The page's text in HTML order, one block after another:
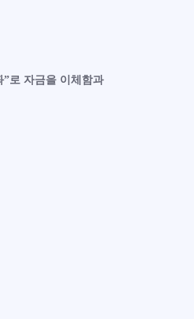
로 자금을 이체함과